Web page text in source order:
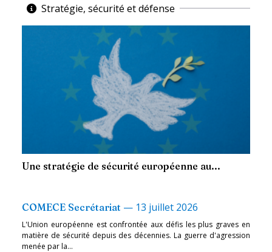
Stratégie, sécurité et défense
Une stratégie de sécurité européenne au...
COMECE Secrétariat — 13 juillet 2026
L'Union européenne est confrontée aux défis les plus graves en
matière de sécurité depuis des décennies. La guerre d'agression
menée par la...